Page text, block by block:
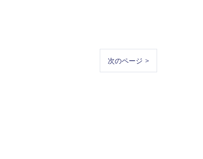
次のページ >